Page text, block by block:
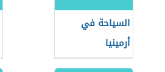
السياحة في
أرمينيا